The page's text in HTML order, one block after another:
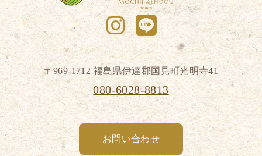
〒969-1712 福島県伊達郡国見町光明寺41
080-6028-8813
お問い合わせ